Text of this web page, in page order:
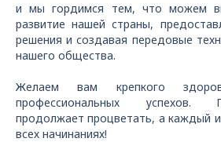
и мы гордимся тем, что можем
развитие нашей страны,
решения и создавая передовые
нашего общества.
Желаем вам крепкого
профессиональных успехов.
продолжает процветать, а каждый
всех начинаниях!